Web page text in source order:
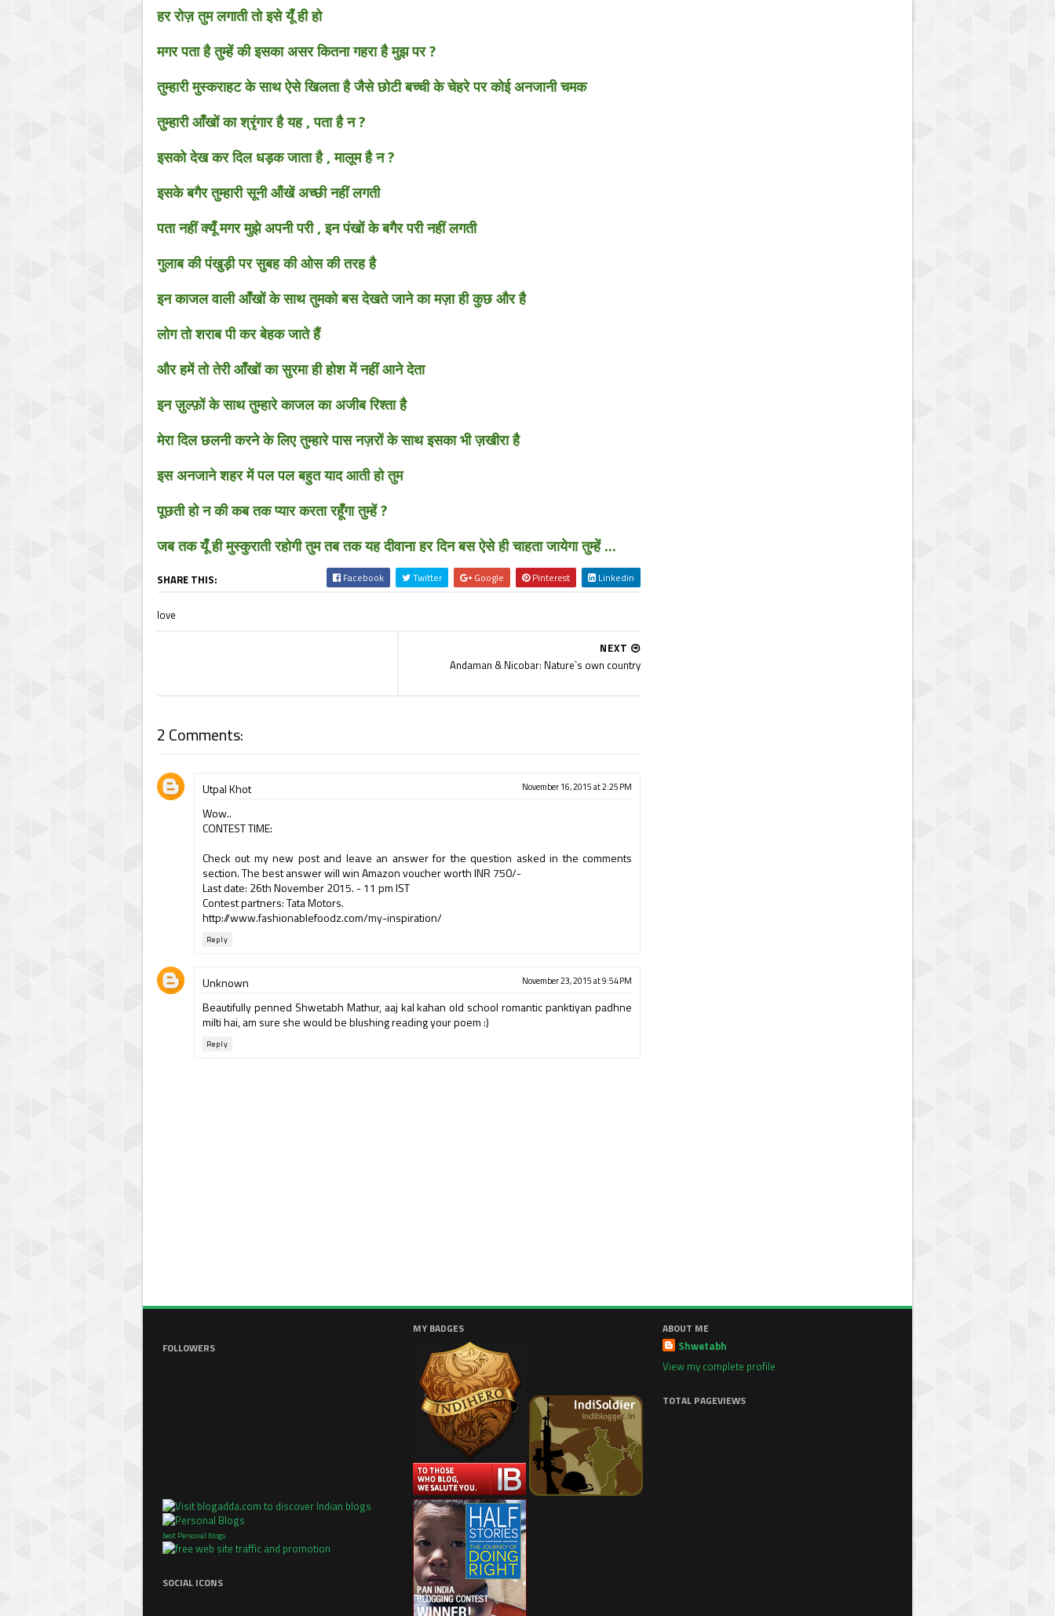
हर रोज़ तुम लगाती तो इसे यूँ ही हो
मगर पता है तुम्हें की इसका असर कितना गहरा है मुझ पर ?
तुम्हारी मुस्कराहट के साथ ऐसे खिलता है जैसे छोटी बच्ची के चेहरे पर कोई अनजानी चमक
तुम्हारी आँखों का श्रृंगार है यह , पता है न ?
इसको देख कर दिल धड़क जाता है , मालूम है न ?
इसके बगैर तुम्हारी सूनी ऑंखें अच्छी नहीं लगती
पता नहीं क्यूँ मगर मुझे अपनी परी , इन पंखों के बगैर परी नहीं लगती
गुलाब की पंखुड़ी पर सुबह की ओस की तरह है
इन काजल वाली आँखों के साथ तुमको बस देखते जाने का मज़ा ही कुछ और है
लोग तो शराब पी कर बेहक जाते हैं
और हमें तो तेरी आँखों का सुरमा ही होश में नहीं आने देता
इन ज़ुल्फ़ों के साथ तुम्हारे काजल का अजीब रिश्ता है
मेरा दिल छलनी करने के लिए तुम्हारे पास नज़रों के साथ इसका भी ज़खीरा है
इस अनजाने शहर में पल पल बहुत याद आती हो तुम
पूछती हो न की कब तक प्यार करता रहूँगा तुम्हें ?
जब तक यूँ ही मुस्कुराती रहोगी तुम तब तक यह दीवाना हर दिन बस ऐसे ही चाहता जायेगा तुम्हें ...
SHARE THIS: Facebook Twitter Google Pinterest Linkedin
love
NEXT
Andaman & Nicobar: Nature`s own country
2 Comments:
Utpal Khot November 16, 2015 at 2:25 PM
Wow..
CONTEST TIME:
Check out my new post and leave an answer for the question asked in the comments
section. The best answer will win Amazon voucher worth INR 750/-
Last date: 26th November 2015. - 11 pm IST
Contest partners: Tata Motors.
http://www.fashionablefoodz.com/my-inspiration/
Reply
Unknown November 23, 2015 at 9:54 PM
Beautifully penned Shwetabh Mathur, aaj kal kahan old school romantic panktiyan padhne
milti hai, am sure she would be blushing reading your poem :)
Reply
FOLLOWERS
best Personal blogs
SOCIAL ICONS
MY BADGES ABOUT ME
Shwetabh
View my complete profile
TOTAL PAGEVIEWS